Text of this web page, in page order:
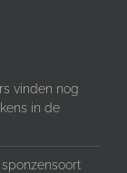
vinden nog
in de